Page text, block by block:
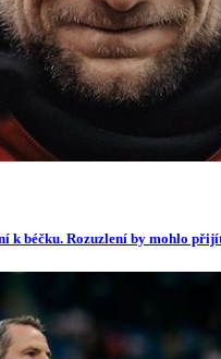
k béčku. Rozuzlení by mohlo